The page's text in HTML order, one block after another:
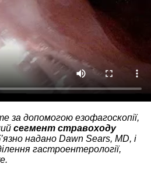
за допомогою езофагоскопії,
сегмент стравоходу
надано Dawn Sears, MD, і
гастроентерології,